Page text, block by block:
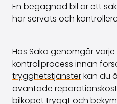
En begagnad bil är ett
har servats och
Hos Saka genomgår
kontrollprocess innan
trygghetstjänsterkan du
oväntade
bilköpet tryggt och